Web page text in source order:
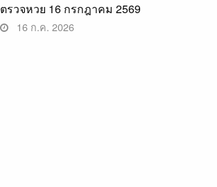
ตรวจหวย 16 กรกฎาคม 2569
16 ก.ค. 2026